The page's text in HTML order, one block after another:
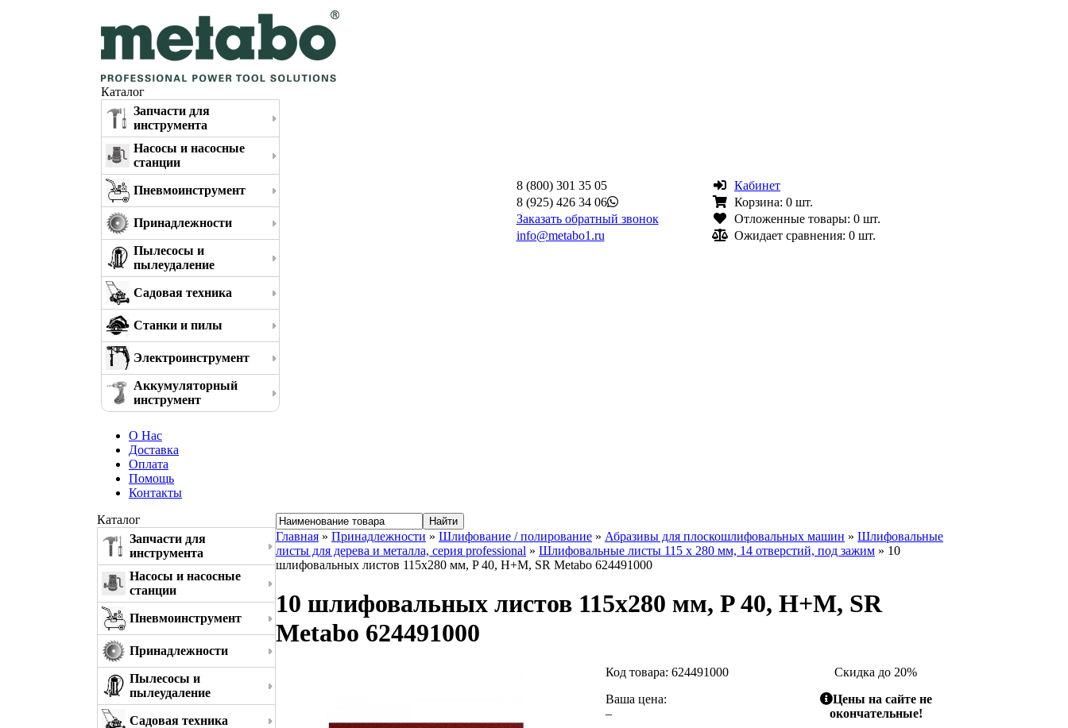
Каталог
Запчасти для
инструмента
Насосы и насосные
станции
Пневмоинструмент
Принадлежности
Пылесосы и
пылеудаление
Садовая техника
Станки и пилы
Электроинструмент
Аккумуляторный
инструмент
8 (800) 301 35 05
8 (925) 426 34 06
Заказать обратный звонок
info@metabo1.ru
Кабинет
Корзина: 0 шт.
Отложенные товары: 0 шт.
Ожидает сравнения: 0 шт.
О Нас
Доставка
Оплата
Помощь
Контакты
Каталог
Запчасти для
инструмента
Насосы и насосные
станции
Пневмоинструмент
Принадлежности
Пылесосы и
пылеудаление
Садовая техника
Главная » Принадлежности » Шлифование / полирование » Абразивы для плоскошлифовальных машин » Шлифовальные
листы для дерева и металла, серия professional » Шлифовальные листы 115 x 280 мм, 14 отверстий, под зажим » 10
шлифовальных листов 115x280 мм, P 40, H+M, SR Metabo 624491000
10 шлифовальных листов 115x280 мм, P 40, H+M, SR
Metabo 624491000
Код товара: 624491000
Ваша цена:
–
Скидка до 20%
Цены на сайте не
окончательные!